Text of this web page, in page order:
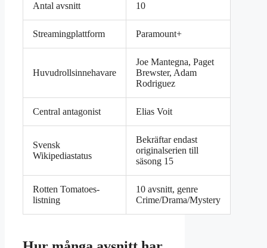
Antal avsnitt 10
Streamingplattform Paramount+
Huvudrollsinnehavare
Joe Mantegna, Paget
Brewster, Adam
Rodriguez
Central antagonist Elias Voit
Svensk
Wikipediastatus
Bekräftar endast
originalserien till
säsong 15
Rotten Tomatoes-
listning
10 avsnitt, genre
Crime/Drama/Mystery